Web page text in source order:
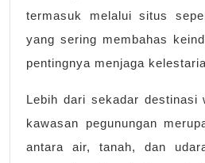
termasuk melalui situs
yang sering membahas
pentingnya menjaga
Lebih dari sekadar destinasi
kawasan pegunungan
antara air, tanah, dan